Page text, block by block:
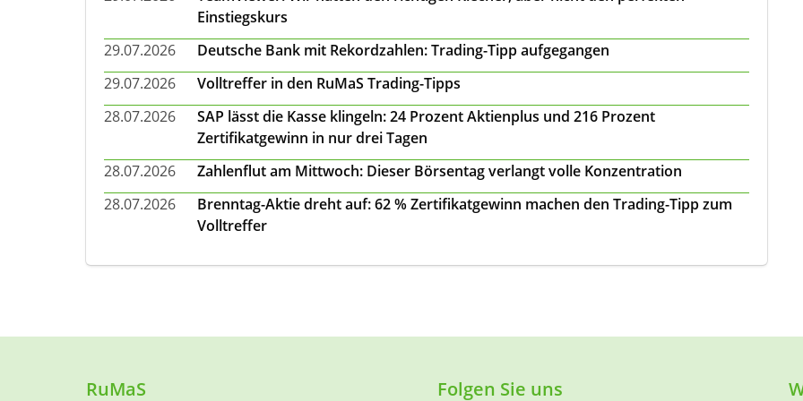
Einstiegskurs
29.07.2026
Deutsche Bank mit Rekordzahlen: Trading-Tipp aufgegangen
29.07.2026
Volltreffer in den RuMaS Trading-Tipps
28.07.2026
SAP lässt die Kasse klingeln: 24 Prozent Aktienplus und 216 Prozent
Zertifikatgewinn in nur drei Tagen
28.07.2026
Zahlenflut am Mittwoch: Dieser Börsentag verlangt volle Konzentration
28.07.2026
Brenntag-Aktie dreht auf: 62 % Zertifikatgewinn machen den Trading-Tipp zum
Volltreffer
RuMaS Folgen Sie uns